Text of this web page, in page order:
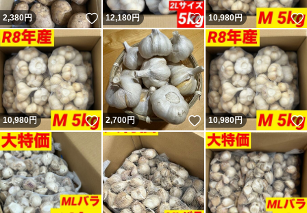
2,380円 いいね！
12,180円 いいね！
10,980円
10,980円 いいね！
2,700円 いいね！
10,980円